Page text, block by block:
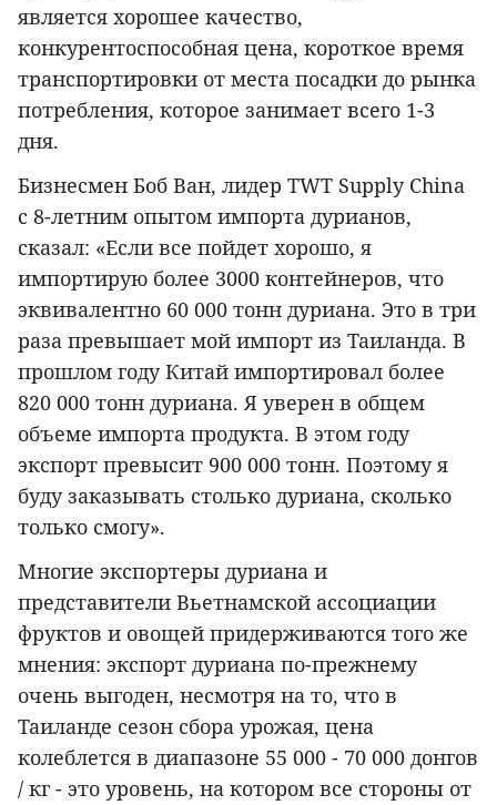
является хорошее качество,
конкурентоспособная цена, короткое время
транспортировки от места посадки до рынка
потребления, которое занимает всего 1-3
дня.
Бизнесмен Боб Ван, лидер TWT Supply China
с 8-летним опытом импорта дурианов,
сказал: «Если все пойдет хорошо, я
импортирую более 3000 контейнеров, что
эквивалентно 60 000 тонн дуриана. Это в три
раза превышает мой импорт из Таиланда. В
прошлом году Китай импортировал более
820 000 тонн дуриана. Я уверен в общем
объеме импорта продукта. В этом году
экспорт превысит 900 000 тонн. Поэтому я
буду заказывать столько дуриана, сколько
только смогу».
Многие экспортеры дуриана и
представители Вьетнамской ассоциации
фруктов и овощей придерживаются того же
мнения: экспорт дуриана по-прежнему
очень выгоден, несмотря на то, что в
Таиланде сезон сбора урожая, цена
колеблется в диапазоне 55 000 - 70 000 донгов
/ кг - это уровень, на котором все стороны от